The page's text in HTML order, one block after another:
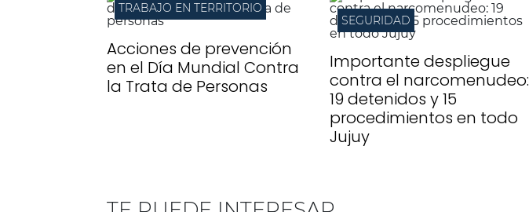
TRABAJO EN TERRITORIO
Acciones de prevención
en el Día Mundial Contra
la Trata de Personas
SEGURIDAD
Importante despliegue
contra el narcomenudeo:
19 detenidos y 15
procedimientos en todo
Jujuy